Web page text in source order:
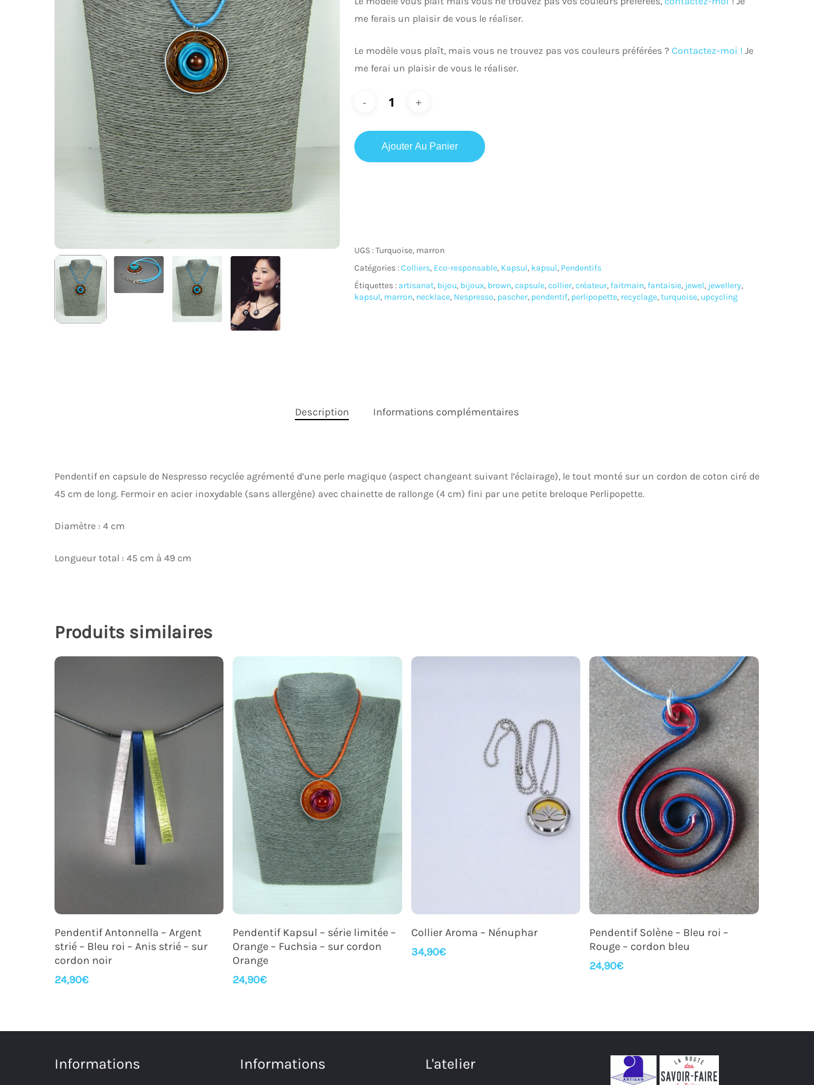
Appuyez sur Entrer pour rechercher ou Echap pour fermer
me ferais un plaisir de vous le réaliser.
Le modèle vous plaît, mais vous ne trouvez pas vos couleurs préférées ? Contactez-moi ! Je
me ferai un plaisir de vous le réaliser.
Ajouter Au Panier
UGS :Turquoise, marron
Catégories :Colliers, Eco-responsable, Kapsul, kapsul, Pendentifs
Étiquettes : artisanat, bijou, bijoux, brown,capsule,collier,créateur,faitmain,fantaisie, jewel, jewellery,
kapsul, marron, necklace, Nespresso, pascher, pendentif, perlipopette, recyclage,turquoise, upcycling
Description Informations complémentaires
Pendentif en capsule de Nespresso recyclée agrémenté d’une perle magique (aspect changeant suivant l’éclairage), le tout monté sur un cordon de coton ciré de
45 cm de long. Fermoir en acier inoxydable (sans allergène) avec chainette de rallonge (4 cm) fini par une petite breloque Perlipopette.
Diamètre : 4 cm
Longueur total : 45 cm à 49 cm
Produits similaires
Ajouter Au Panier
Pendentif Antonnella – Argent
strié – Bleu roi – Anis strié – sur
cordon noir
24,90€
Ajouter Au Panier
Pendentif Kapsul – série limitée –
Orange – Fuchsia – sur cordon
Orange
24,90€
Ajouter Au Panier
Collier Aroma – Nénuphar
34,90€
Ajouter Au Panier
Pendentif Solène – Bleu roi –
Rouge – cordon bleu
24,90€
Informations Informations L'atelier